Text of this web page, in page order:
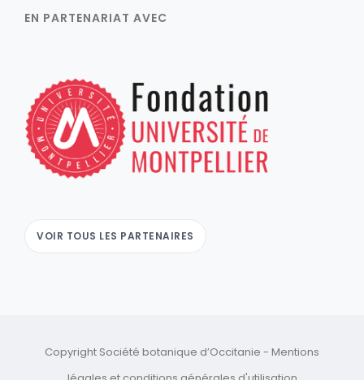
EN PARTENARIAT AVEC
VOIR TOUS LES PARTENAIRES
Copyright Société botanique d’Occitanie - Mentions